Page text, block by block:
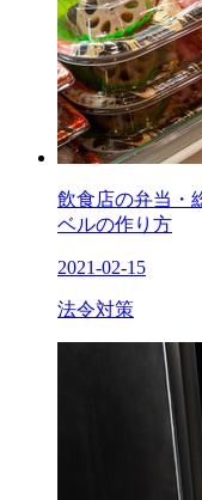
飲食店の弁当・
ベルの作り方
2021-02-15
法令対策